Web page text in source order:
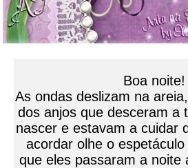
Boa noite!
As ondas deslizam na
dos anjos que desceram a
nascer e estavam a cuidar
acordar olhe o
que eles passaram a noite